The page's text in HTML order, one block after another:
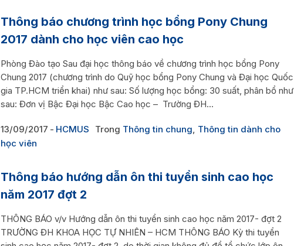
Thông báo chương trình học bổng Pony Chung
2017 dành cho học viên cao học
Phòng Đào tạo Sau đại học thông báo về chương trình học bổng Pony
Chung 2017 (chương trình do Quỹ học bổng Pony Chung và Đại học Quốc
gia TP.HCM triển khai) như sau: Số lượng học bổng: 30 suất, phân bổ như
sau: Đơn vị Bậc Đại học Bậc Cao học – Trường ĐH...
13/09/2017 HCMUS Trong Thông tin chung, Thông tin dành cho
học viên
Thông báo hướng dẫn ôn thi tuyển sinh cao học
năm 2017 đợt 2
THÔNG BÁO v/v Hướng dẫn ôn thi tuyển sinh cao học năm 2017- đợt 2
TRƯỜNG ĐH KHOA HỌC TỰ NHIÊN – HCM THÔNG BÁO Kỳ thi tuyển